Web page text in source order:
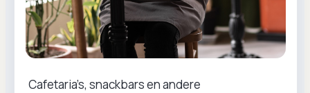
Cafetaria’s, snackbars en andere